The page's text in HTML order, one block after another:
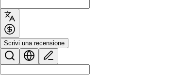
Scrivi una recensione